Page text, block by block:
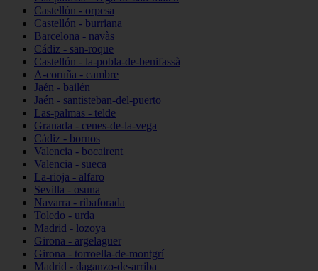
Castellón - orpesa
Castellón - burriana
Barcelona - navàs
Cádiz - san-roque
Castellón - la-pobla-de-benifassà
A-coruña - cambre
Jaén - bailén
Jaén - santisteban-del-puerto
Las-palmas - telde
Granada - cenes-de-la-vega
Cádiz - bornos
Valencia - bocairent
Valencia - sueca
La-rioja - alfaro
Sevilla - osuna
Navarra - ribaforada
Toledo - urda
Madrid - lozoya
Girona - argelaguer
Girona - torroella-de-montgrí
Madrid - daganzo-de-arriba